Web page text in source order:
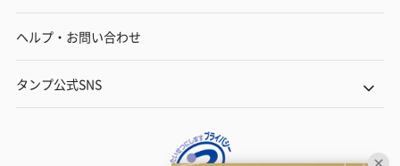
ヘルプ・お問い合わせ
タンプ公式SNS